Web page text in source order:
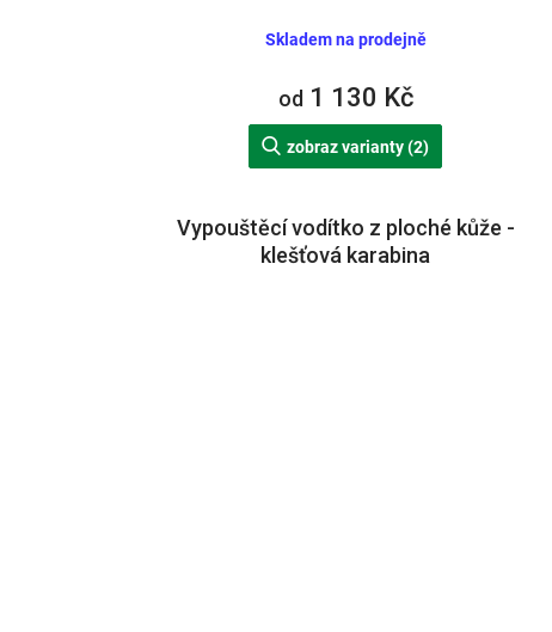
Skladem na prodejně
od 1 130 Kč
zobraz varianty (2)
Vypouštěcí vodítko z ploché kůže -
klešťová karabina